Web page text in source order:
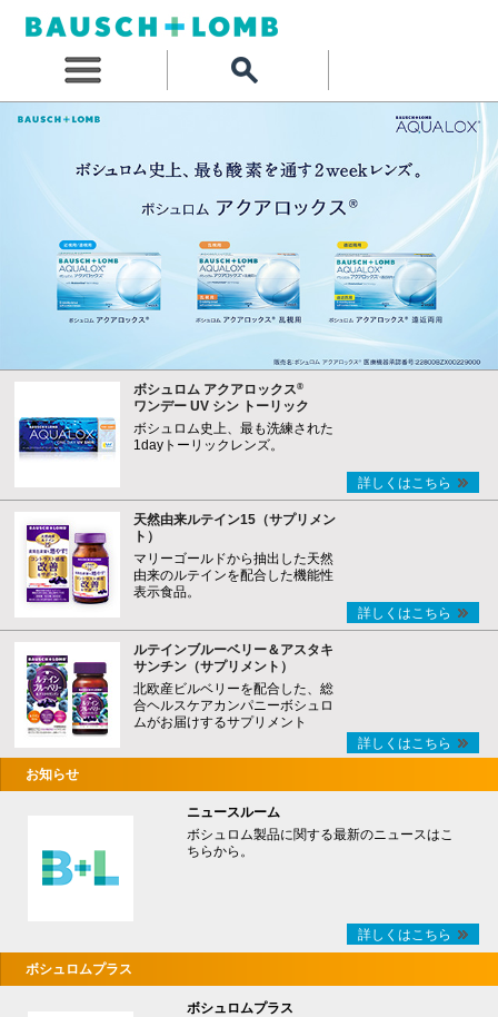
ボシュロム アクアロックス®
ワンデー UV シン トーリック
ボシュロム史上、最も洗練された
1dayトーリックレンズ。
詳しくはこちら
天然由来ルテイン15（サプリメン
ト）
マリーゴールドから抽出した天然
由来のルテインを配合した機能性
表示食品。
詳しくはこちら
ルテインブルーベリー＆アスタキ
サンチン（サプリメント）
北欧産ビルベリーを配合した、総
合ヘルスケアカンパニーボシュロ
ムがお届けするサプリメント
詳しくはこちら
お知らせ
ニュースルーム
ボシュロム製品に関する最新のニュースはこ
ちらから。
詳しくはこちら
ボシュロムプラス
ボシュロムプラス